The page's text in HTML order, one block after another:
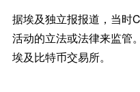
据埃及独立报报道，当时
活动的立法或法律来监管
埃及比特币交易所。